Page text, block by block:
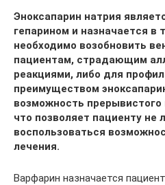
Эноксапарин натрия
гепарином и назначается в
необходимо возобновить
пациентам, страдающим
реакциями, либо для
преимуществом
возможность прерывистого
что позволяет пациенту не
воспользоваться
лечения.
Варфарин назначается